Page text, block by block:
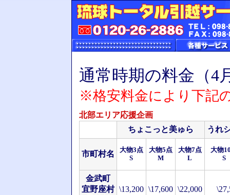
通常時期の料金（4
※格安料金により下記
北部エリア応援企画
ちょこっと美ゅら
うれ
市町村名
大物3点
S
大物5点
M
大物7点
L
大物
S
金武町
宜野座村 \13,200 \17,600 \22,000